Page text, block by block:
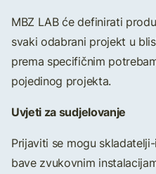
MBZ LAB će definirati
svaki odabrani projekt u
prema specifičnim
pojedinog projekta.
Uvjeti za sudjelovanje
Prijaviti se mogu
bave zvukovnim